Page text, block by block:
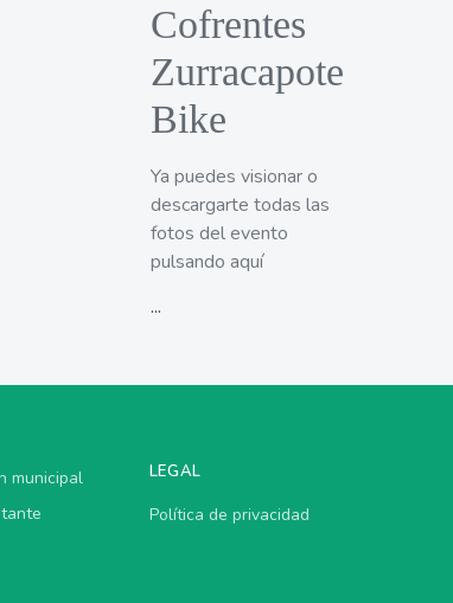
Cofrentes
Zurracapote
Bike
Ya puedes visionar o
descargarte todas las
fotos del evento
pulsando aquí
...
municipal
LEGAL
Política de privacidad